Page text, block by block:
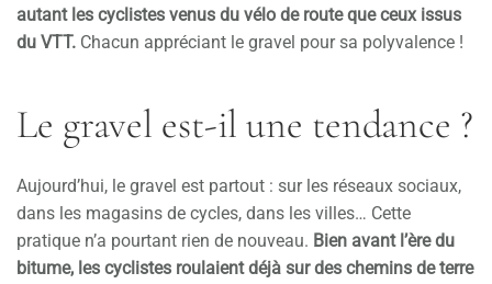
autant les cyclistes venus du vélo de route que ceux issus
du VTT. Chacun appréciant le gravel pour sa polyvalence !
Le gravel est-il une tendance ?
Aujourd’hui, le gravel est partout : sur les réseaux sociaux,
dans les magasins de cycles, dans les villes… Cette
pratique n’a pourtant rien de nouveau. Bien avant l’ère du
bitume, les cyclistes roulaient déjà sur des chemins de terre